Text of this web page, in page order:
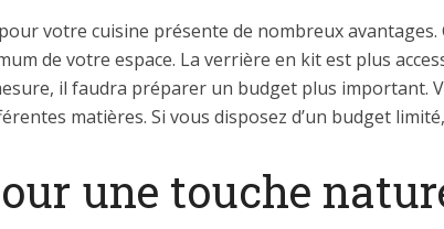
votre cuisine présente de nombreux
de votre espace. La verrière en kit est plus
il faudra préparer un budget plus important.
matières. Si vous disposez d’un budget
une touche